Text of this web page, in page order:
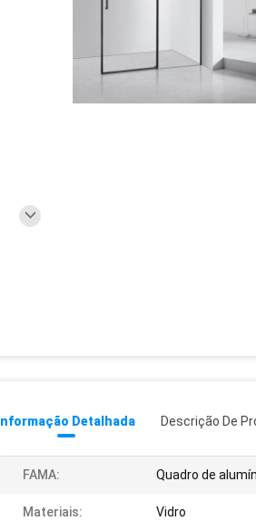
Informação Detalhada Descrição De
FAMA: Quadro de
Materiais: Vidro